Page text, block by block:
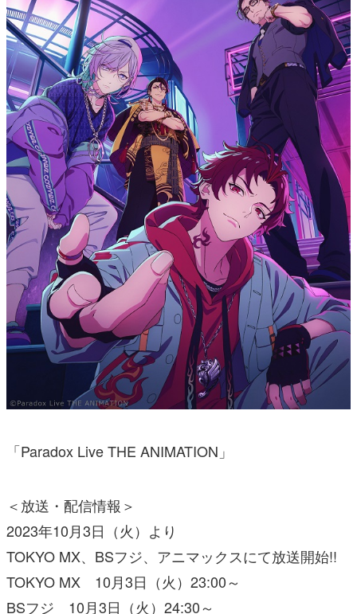
「Paradox Live THE ANIMATION」
＜放送・配信情報＞
2023年10月3日（火）より
TOKYO MX、BSフジ、アニマックスにて放送開始!!
TOKYO MX 10月3日（火）23:00～
BSフジ 10月3日（火）24:30～